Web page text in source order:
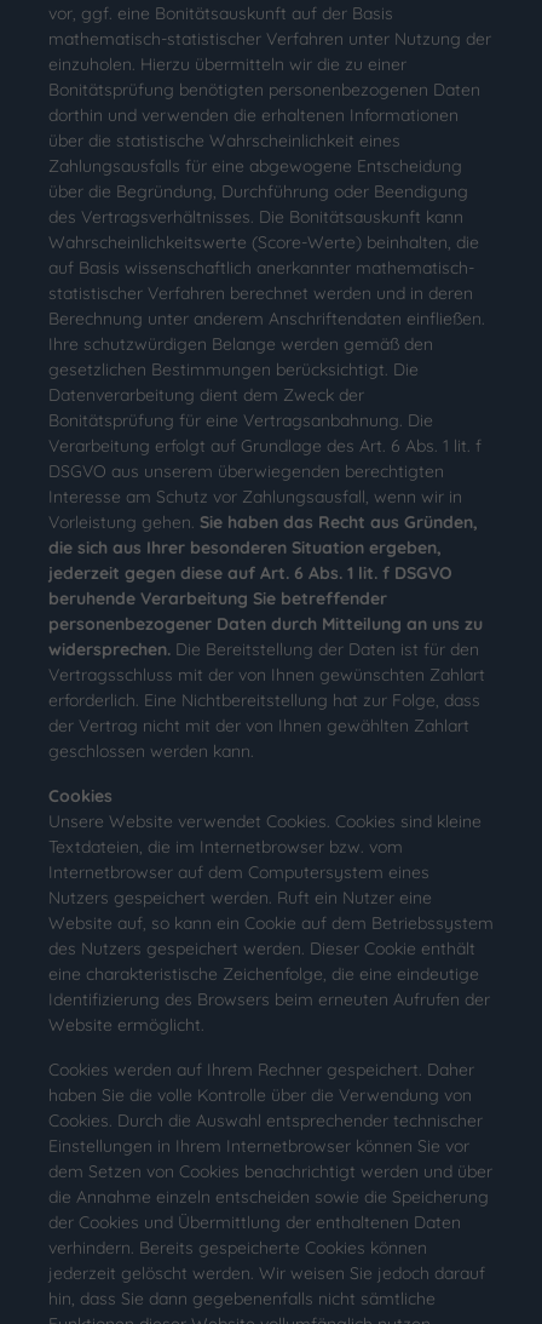
vor, ggf. eine Bonitätsauskunft auf der Basis
mathematisch-statistischer Verfahren unter Nutzung der
einzuholen. Hierzu übermitteln wir die zu einer
Bonitätsprüfung benötigten personenbezogenen Daten
dorthin und verwenden die erhaltenen Informationen
über die statistische Wahrscheinlichkeit eines
Zahlungsausfalls für eine abgewogene Entscheidung
über die Begründung, Durchführung oder Beendigung
des Vertragsverhältnisses. Die Bonitätsauskunft kann
Wahrscheinlichkeitswerte (Score-Werte) beinhalten, die
auf Basis wissenschaftlich anerkannter mathematisch-
statistischer Verfahren berechnet werden und in deren
Berechnung unter anderem Anschriftendaten einfließen.
Ihre schutzwürdigen Belange werden gemäß den
gesetzlichen Bestimmungen berücksichtigt. Die
Datenverarbeitung dient dem Zweck der
Bonitätsprüfung für eine Vertragsanbahnung. Die
Verarbeitung erfolgt auf Grundlage des Art. 6 Abs. 1 lit. f
DSGVO aus unserem überwiegenden berechtigten
Interesse am Schutz vor Zahlungsausfall, wenn wir in
Vorleistung gehen. Sie haben das Recht aus Gründen,
die sich aus Ihrer besonderen Situation ergeben,
jederzeit gegen diese auf Art. 6 Abs. 1 lit. f DSGVO
beruhende Verarbeitung Sie betreffender
personenbezogener Daten durch Mitteilung an uns zu
widersprechen. Die Bereitstellung der Daten ist für den
Vertragsschluss mit der von Ihnen gewünschten Zahlart
erforderlich. Eine Nichtbereitstellung hat zur Folge, dass
der Vertrag nicht mit der von Ihnen gewählten Zahlart
geschlossen werden kann.
Cookies
Unsere Website verwendet Cookies. Cookies sind kleine
Textdateien, die im Internetbrowser bzw. vom
Internetbrowser auf dem Computersystem eines
Nutzers gespeichert werden. Ruft ein Nutzer eine
Website auf, so kann ein Cookie auf dem Betriebssystem
des Nutzers gespeichert werden. Dieser Cookie enthält
eine charakteristische Zeichenfolge, die eine eindeutige
Identifizierung des Browsers beim erneuten Aufrufen der
Website ermöglicht.
Cookies werden auf Ihrem Rechner gespeichert. Daher
haben Sie die volle Kontrolle über die Verwendung von
Cookies. Durch die Auswahl entsprechender technischer
Einstellungen in Ihrem Internetbrowser können Sie vor
dem Setzen von Cookies benachrichtigt werden und über
die Annahme einzeln entscheiden sowie die Speicherung
der Cookies und Übermittlung der enthaltenen Daten
verhindern. Bereits gespeicherte Cookies können
jederzeit gelöscht werden. Wir weisen Sie jedoch darauf
hin, dass Sie dann gegebenenfalls nicht sämtliche